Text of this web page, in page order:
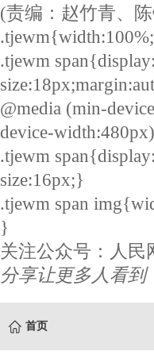
(责编：赵竹青、
.tjewm
@media (min-
device-
.tjewm
size:16px;}
.tjewm span
}
关注公众号：人民
分享让更多人看到
首页